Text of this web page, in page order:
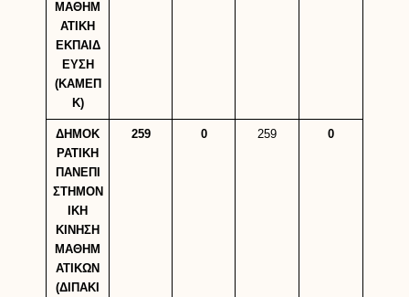
ΜΑΘΗΜ
ΑΤΙΚΗ
ΕΚΠΑΙΔ
ΕΥΣΗ
(ΚΑΜΕΠ
Κ)
ΔΗΜΟΚ
ΡΑΤΙΚΗ
ΠΑΝΕΠΙ
ΣΤΗΜΟΝ
ΙΚΗ
ΚΙΝΗΣΗ
ΜΑΘΗΜ
ΑΤΙΚΩΝ
(ΔΙΠΑΚΙ
259 0 259 0